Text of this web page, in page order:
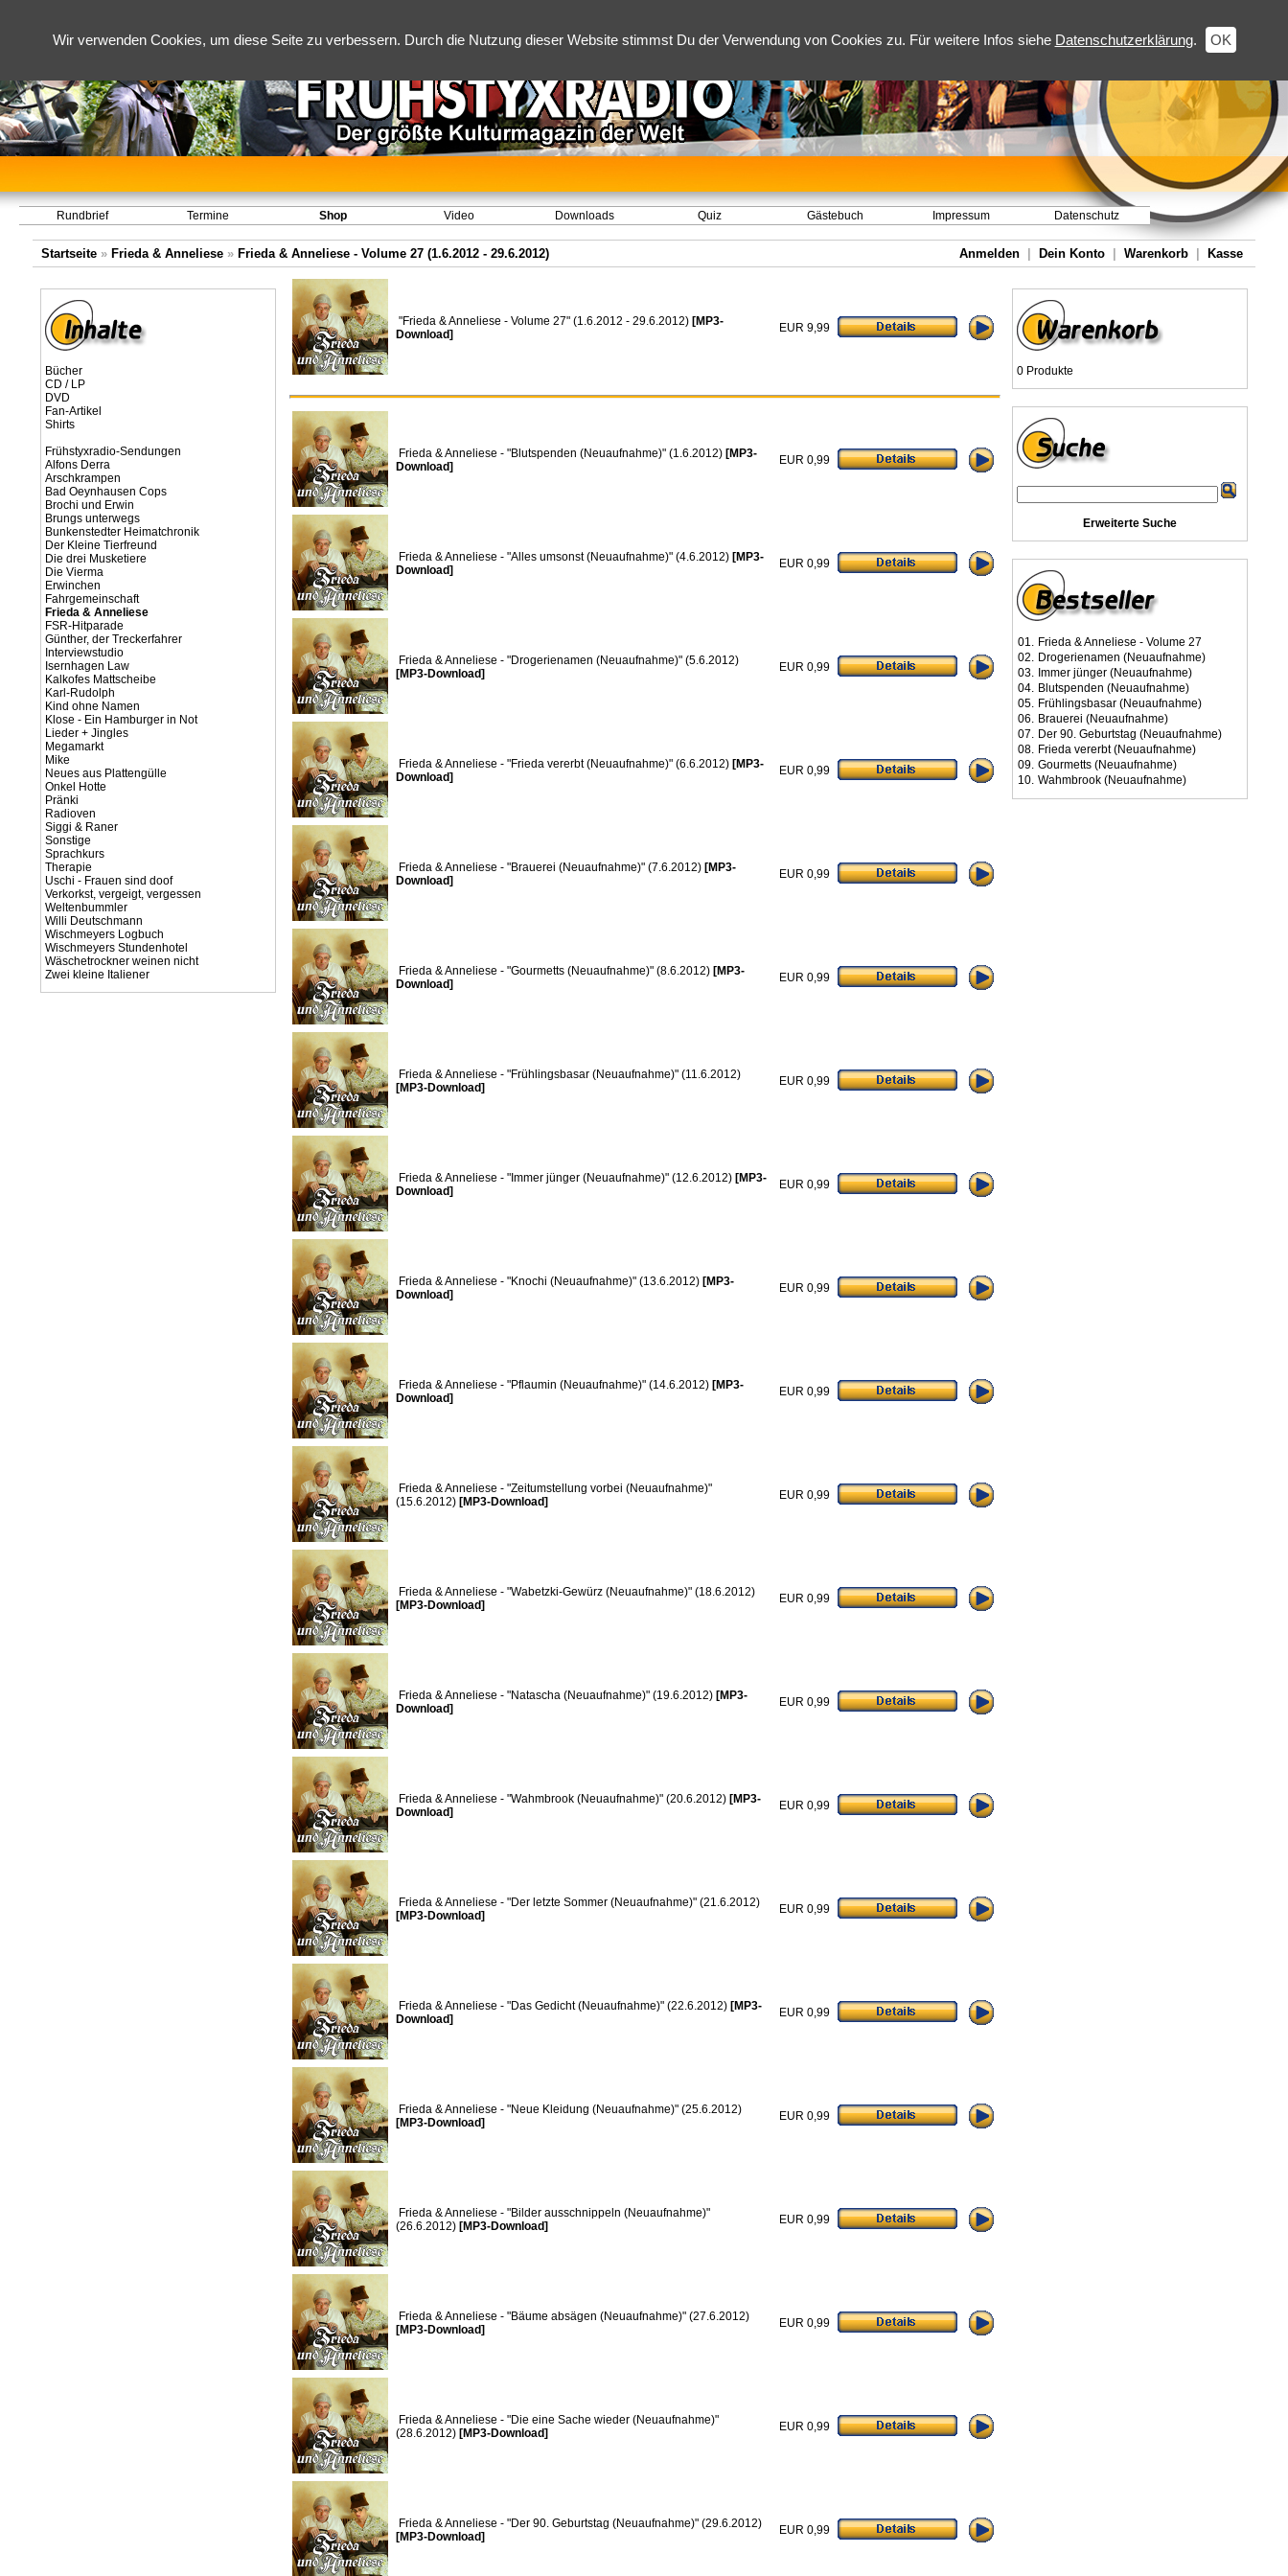
Wir verwenden Cookies, um diese Seite zu verbessern. Durch die Nutzung dieser Website stimmst Du der Verwendung von Cookies zu. Für weitere Infos siehe Datenschutzerklärung. OK
Rundbrief Termine Shop Video Downloads Quiz Gästebuch Impressum Datenschutz
Startseite » Frieda & Anneliese » Frieda & Anneliese - Volume 27 (1.6.2012 - 29.6.2012) Anmelden Dein Konto Warenkorb Kasse
Bücher
CD / LP
DVD
Fan-Artikel
Shirts
Frühstyxradio-Sendungen
Alfons Derra
Arschkrampen
Bad Oeynhausen Cops
Brochi und Erwin
Brungs unterwegs
Bunkenstedter Heimatchronik
Der Kleine Tierfreund
Die drei Musketiere
Die Vierma
Erwinchen
Fahrgemeinschaft
Frieda & Anneliese
FSR-Hitparade
Günther, der Treckerfahrer
Interviewstudio
Isernhagen Law
Kalkofes Mattscheibe
Karl-Rudolph
Kind ohne Namen
Klose - Ein Hamburger in Not
Lieder + Jingles
Megamarkt
Mike
Neues aus Plattengülle
Onkel Hotte
Pränki
Radioven
Siggi & Raner
Sonstige
Sprachkurs
Therapie
Uschi - Frauen sind doof
Verkorkst, vergeigt, vergessen
Weltenbummler
Willi Deutschmann
Wischmeyers Logbuch
Wischmeyers Stundenhotel
Wäschetrockner weinen nicht
Zwei kleine Italiener
"Frieda & Anneliese - Volume 27" (1.6.2012 - 29.6.2012) [MP3-
Download]
EUR 9,99
Frieda & Anneliese - "Blutspenden (Neuaufnahme)" (1.6.2012) [MP3-
Download]
EUR 0,99
Frieda & Anneliese - "Alles umsonst (Neuaufnahme)" (4.6.2012) [MP3-
Download]
EUR 0,99
Frieda & Anneliese - "Drogerienamen (Neuaufnahme)" (5.6.2012)
[MP3-Download]
EUR 0,99
Frieda & Anneliese - "Frieda vererbt (Neuaufnahme)" (6.6.2012) [MP3-
Download]
EUR 0,99
Frieda & Anneliese - "Brauerei (Neuaufnahme)" (7.6.2012) [MP3-
Download]
EUR 0,99
Frieda & Anneliese - "Gourmetts (Neuaufnahme)" (8.6.2012) [MP3-
Download]
EUR 0,99
Frieda & Anneliese - "Frühlingsbasar (Neuaufnahme)" (11.6.2012)
[MP3-Download]
EUR 0,99
Frieda & Anneliese - "Immer jünger (Neuaufnahme)" (12.6.2012) [MP3-
Download]
EUR 0,99
Frieda & Anneliese - "Knochi (Neuaufnahme)" (13.6.2012) [MP3-
Download]
EUR 0,99
Frieda & Anneliese - "Pflaumin (Neuaufnahme)" (14.6.2012) [MP3-
Download]
EUR 0,99
Frieda & Anneliese - "Zeitumstellung vorbei (Neuaufnahme)"
(15.6.2012) [MP3-Download] EUR 0,99
Frieda & Anneliese - "Wabetzki-Gewürz (Neuaufnahme)" (18.6.2012)
[MP3-Download]
EUR 0,99
Frieda & Anneliese - "Natascha (Neuaufnahme)" (19.6.2012) [MP3-
Download]
EUR 0,99
Frieda & Anneliese - "Wahmbrook (Neuaufnahme)" (20.6.2012) [MP3-
Download]
EUR 0,99
Frieda & Anneliese - "Der letzte Sommer (Neuaufnahme)" (21.6.2012)
[MP3-Download]
EUR 0,99
Frieda & Anneliese - "Das Gedicht (Neuaufnahme)" (22.6.2012) [MP3-
Download]
EUR 0,99
Frieda & Anneliese - "Neue Kleidung (Neuaufnahme)" (25.6.2012)
[MP3-Download]
EUR 0,99
Frieda & Anneliese - "Bilder ausschnippeln (Neuaufnahme)"
(26.6.2012) [MP3-Download] EUR 0,99
Frieda & Anneliese - "Bäume absägen (Neuaufnahme)" (27.6.2012)
[MP3-Download]
EUR 0,99
Frieda & Anneliese - "Die eine Sache wieder (Neuaufnahme)"
(28.6.2012) [MP3-Download] EUR 0,99
Frieda & Anneliese - "Der 90. Geburtstag (Neuaufnahme)" (29.6.2012)
[MP3-Download]
EUR 0,99
0 Produkte
Erweiterte Suche
01. Frieda & Anneliese - Volume 27
02. Drogerienamen (Neuaufnahme)
03. Immer jünger (Neuaufnahme)
04. Blutspenden (Neuaufnahme)
05. Frühlingsbasar (Neuaufnahme)
06. Brauerei (Neuaufnahme)
07. Der 90. Geburtstag (Neuaufnahme)
08. Frieda vererbt (Neuaufnahme)
09. Gourmetts (Neuaufnahme)
10. Wahmbrook (Neuaufnahme)